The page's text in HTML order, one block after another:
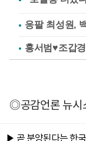
응팔 최성원,
홍서범♥조갑
◎공감언론 뉴시